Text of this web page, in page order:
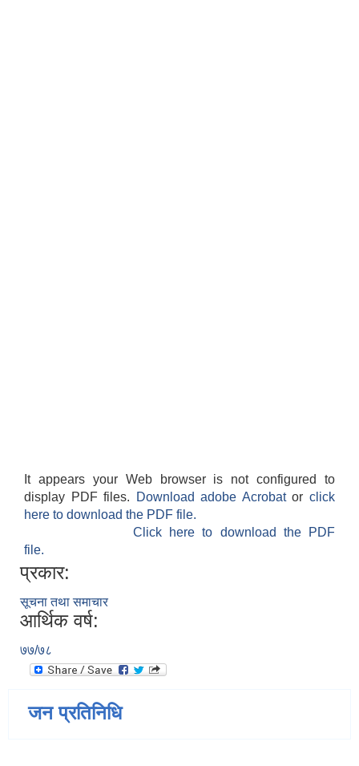
It appears your Web browser is not configured to
display PDF files.
Download adobe Acrobatorclick
here to download the PDF file.
Click here to download the PDF
file.
प्रकार:
सूचना तथा समाचार
आर्थिक वर्ष:
७७/७८
जन प्रतिनिधि